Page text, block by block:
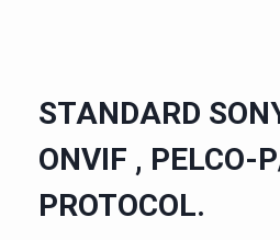
STANDARD
ONVIF , PELCO-
PROTOCOL.